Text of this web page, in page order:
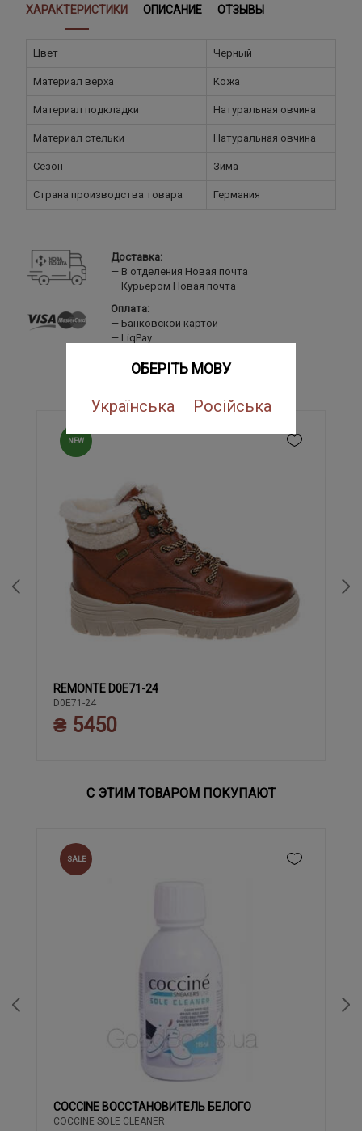
ОБЕРІТЬ МОВУ
Українська Російська
ХАРАКТЕРИСТИКИ ОПИСАНИЕ ОТЗЫВЫ
Цвет Черный
Материал верха Кожа
Материал подкладки Натуральная овчина
Материал стельки Натуральная овчина
Сезон Зима
Страна производства товара Германия
Доставка:
В отделения Новая почта
Курьером Новая почта
Оплата:
Банковской картой
LiqPay
ПОХОЖИЕ ТОВАРЫ
NEW
36 37 38 39
REMONTE D0E71-24
D0E71-24
₴ 5450
С ЭТИМ ТОВАРОМ ПОКУПАЮТ
SALE
COCCINE ВОССТАНОВИТЕЛЬ БЕЛОГО
COCCINE SOLE CLEANER